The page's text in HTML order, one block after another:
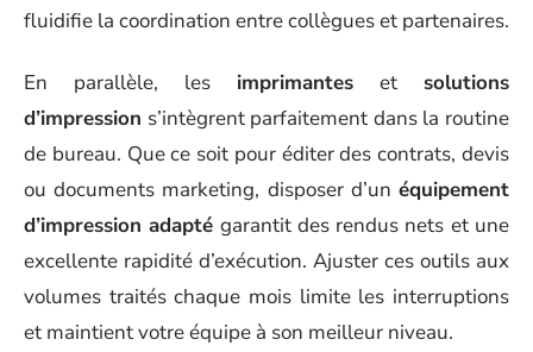
fluidifie la coordination entre collègues et partenaires.
En parallèle, les imprimantes et solutions
d’impression s’intègrent parfaitement dans la routine
de bureau. Que ce soit pour éditer des contrats, devis
ou documents marketing, disposer d’un équipement
d’impression adapté garantit des rendus nets et une
excellente rapidité d’exécution. Ajuster ces outils aux
volumes traités chaque mois limite les interruptions
et maintient votre équipe à son meilleur niveau.